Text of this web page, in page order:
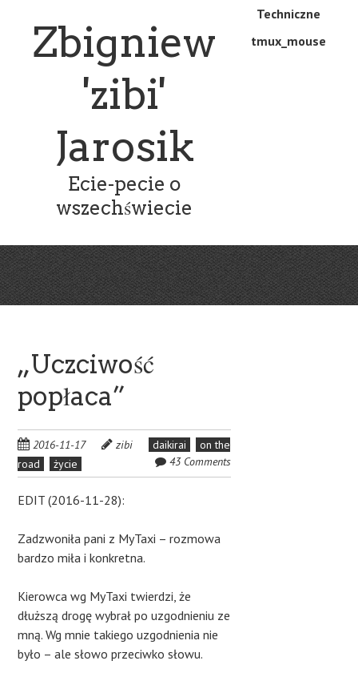
Zbigniew
'zibi'
Jarosik
Ecie-pecie o
wszechświecie
Menu
content
Techniczne
tmux_mouse
„Uczciwość
popłaca”
2016-11-17 zibi daikirai
on the
road
życie 43 Comments
EDIT (2016-11-28):
Zadzwoniła pani z MyTaxi – rozmowa
bardzo miła i konkretna.
Kierowca wg MyTaxi twierdzi, że
dłuższą drogę wybrał po uzgodnieniu ze
mną. Wg mnie takiego uzgodnienia nie
było – ale słowo przeciwko słowu.